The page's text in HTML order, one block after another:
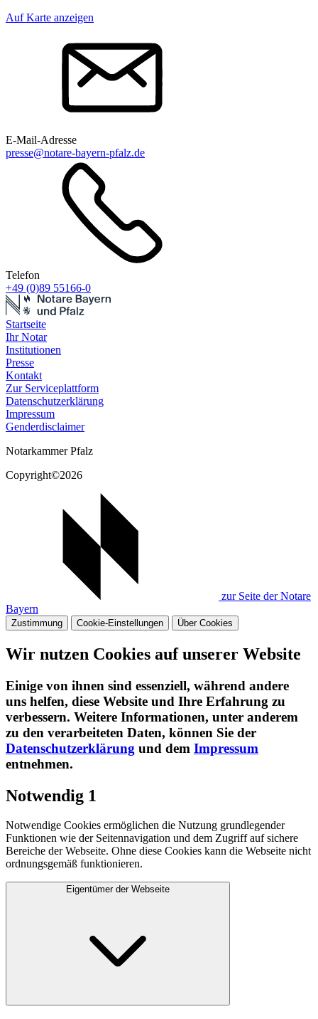
Auf Karte anzeigen
E-Mail-Adresse
presse@notare-bayern-pfalz.de
Telefon
+49 (0)89 55166-0
Startseite
Ihr Notar
Institutionen
Presse
Kontakt
Zur Serviceplattform
Datenschutzerklärung
Impressum
Genderdisclaimer
Notarkammer Pfalz
Copyright©2026
zur Seite der Notare
Bayern
Zustimmung Cookie-Einstellungen Über Cookies
Wir nutzen Cookies auf unserer Website
Einige von ihnen sind essenziell, während andere
uns helfen, diese Website und Ihre Erfahrung zu
verbessern. Weitere Informationen, unter anderem
zu den verarbeiteten Daten, können Sie der
Datenschutzerklärung und dem Impressum
entnehmen.​
Notwendig 1
Notwendige Cookies ermöglichen die Nutzung grundlegender
Funktionen wie der Seitennavigation und dem Zugriff auf sichere
Bereiche der Webseite. Ohne diese Cookies kann die Webseite nicht
ordnungsgemäß funktionieren.
Eigentümer der Webseite